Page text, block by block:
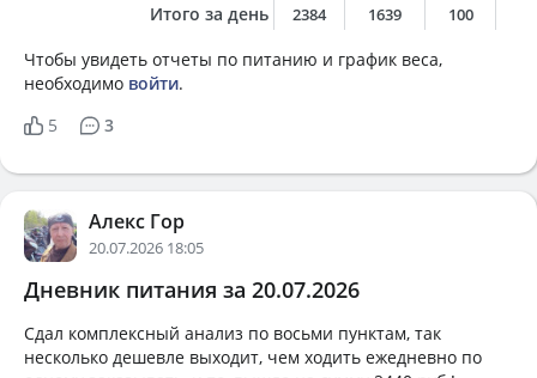
Итого за день 2384 1639 100
Чтобы увидеть отчеты по питанию и график веса,
необходимо войти.
5
3
Алекс Гор
20.07.2026 18:05
Дневник питания за 20.07.2026
Сдал комплексный анализ по восьми пунктам, так
несколько дешевле выходит, чем ходить ежедневно по